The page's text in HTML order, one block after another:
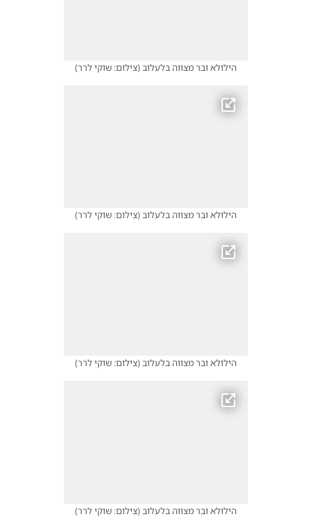
הילולא ובר מצווה בלעלוב (צילום: שוקי לרר)
הילולא ובר מצווה בלעלוב(צילום: שוקי לרר)
הילולא ובר מצווה בלעלוב(צילום: שוקי לרר)
הילולא ובר מצווה בלעלוב (צילום: שוקי לרר)